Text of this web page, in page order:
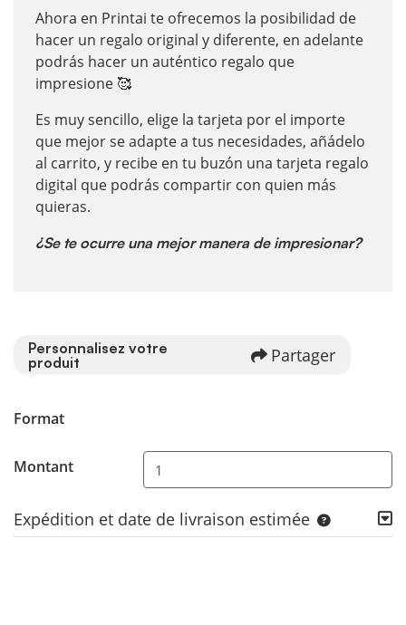
Ahora en Printai te ofrecemos la posibilidad de
hacer un regalo original y diferente, en adelante
podrás hacer un auténtico regalo que
impresione 🥰
Es muy sencillo, elige la tarjeta por el importe
que mejor se adapte a tus necesidades, añádelo
al carrito, y recibe en tu buzón una tarjeta regalo
digital que podrás compartir con quien más
quieras.
¿Se te ocurre una mejor manera de impresionar?
Personnalisez votre
produit
Partager
Format
Montant
Expédition et date de livraison estimée